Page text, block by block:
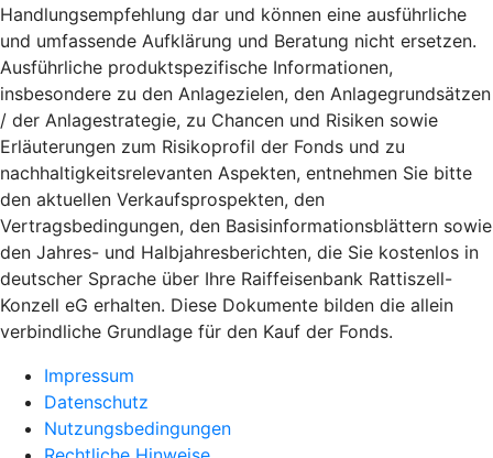
Handlungsempfehlung dar und können eine ausführliche
und umfassende Aufklärung und Beratung nicht ersetzen.
Ausführliche produktspezifische Informationen,
insbesondere zu den Anlagezielen, den Anlagegrundsätzen
/ der Anlagestrategie, zu Chancen und Risiken sowie
Erläuterungen zum Risikoprofil der Fonds und zu
nachhaltigkeitsrelevanten Aspekten, entnehmen Sie bitte
den aktuellen Verkaufsprospekten, den
Vertragsbedingungen, den Basisinformationsblättern sowie
den Jahres- und Halbjahresberichten, die Sie kostenlos in
deutscher Sprache über Ihre Raiffeisenbank Rattiszell-
Konzell eG erhalten. Diese Dokumente bilden die allein
verbindliche Grundlage für den Kauf der Fonds.
Impressum
Datenschutz
Nutzungsbedingungen